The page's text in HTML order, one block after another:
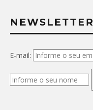
NEWSLETTER
E-mail: